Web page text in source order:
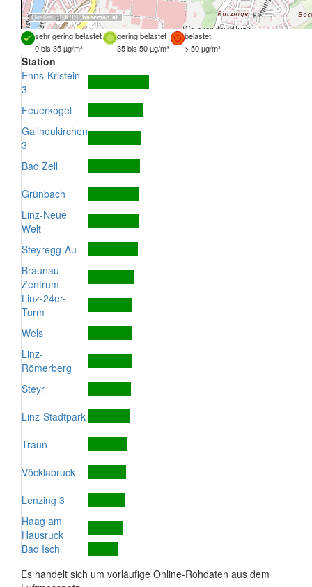
Quellen:DORIS, basemap.at
sehr gering belastet gering belastet
belastet
0 bis 35 µg/m³
35 bis 50 µg/m³ > 50 µg/m³
Station
Enns-Kristein
3
Feuerkogel
Gallneukirchen
3
Bad Zell
Grünbach
Linz-Neue
Welt
Steyregg-Au
Braunau
Zentrum
Linz-24er-
Turm
Wels
Linz-
Römerberg
Steyr
Linz-Stadtpark
Traun
Vöcklabruck
Lenzing 3
Haag am
Hausruck
Bad Ischl
Es handelt sich um vorläufige Online-Rohdaten aus dem